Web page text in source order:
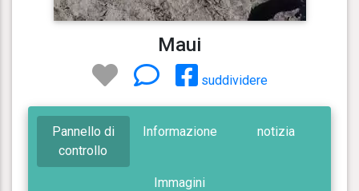
Maui
suddividere
Pannello di
controllo
Informazione notizia
Immagini